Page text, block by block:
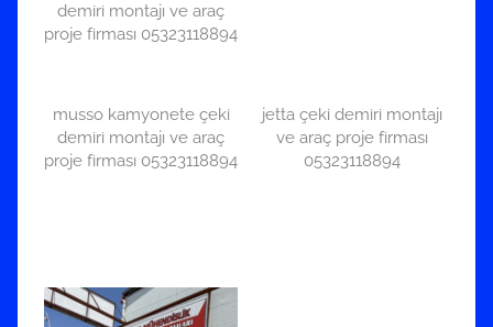
demiri montajı ve araç
proje firması 05323118894
musso kamyonete çeki
demiri montajı ve araç
proje firması 05323118894
jetta çeki demiri montajı
ve araç proje firması
05323118894